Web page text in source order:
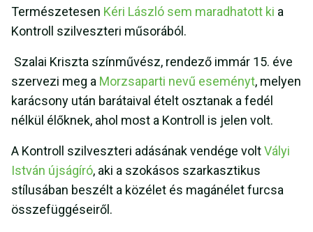
Természetesen Kéri László sem maradhatott ki a
Kontroll szilveszteri műsorából.
Szalai Kriszta színművész, rendező immár 15. éve
szervezi meg a Morzsaparti nevű eseményt, melyen
karácsony után barátaival ételt osztanak a fedél
nélkül élőknek, ahol most a Kontroll is jelen volt.
A Kontroll szilveszteri adásának vendége voltVályi
István újságíró, aki a szokásos szarkasztikus
stílusában beszélt a közélet és magánélet furcsa
összefüggéseiről.